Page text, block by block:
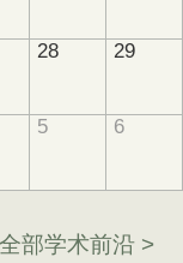
28 29
5 6
全部学术前沿 >